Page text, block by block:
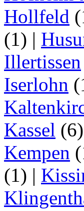
Hollfeld
(1) |
Illertissen
Iserlohn
Kassel (6)
Kempen
(1) |